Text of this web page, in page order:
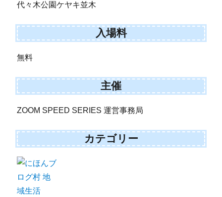
代々木公園ケヤキ並木
入場料
無料
主催
ZOOM SPEED SERIES 運営事務局
カテゴリー